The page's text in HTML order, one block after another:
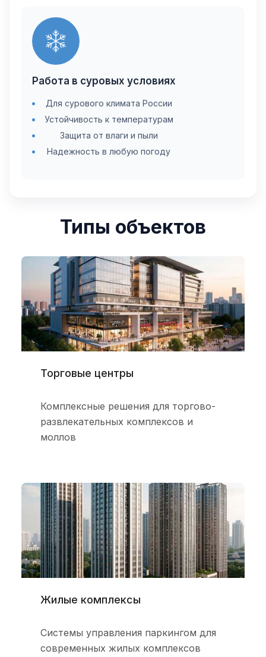
Работа в суровых условиях
Для сурового климата России
Устойчивость к температурам
Защита от влаги и пыли
Надежность в любую погоду
Типы объектов
Торговые центры
Комплексные решения для торгово-
развлекательных комплексов и
моллов
Жилые комплексы
Системы управления паркингом для
современных жилых комплексов